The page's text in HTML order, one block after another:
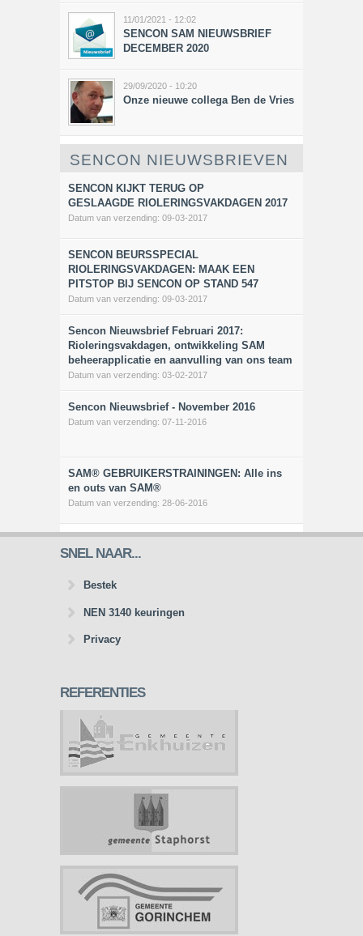
11/01/2021 - 12:02
SENCON SAM NIEUWSBRIEF
DECEMBER 2020
29/09/2020 - 10:20
Onze nieuwe collega Ben de Vries
SENCON NIEUWSBRIEVEN
SENCON KIJKT TERUG OP
GESLAAGDE RIOLERINGSVAKDAGEN 2017
Datum van verzending: 09-03-2017
SENCON BEURSSPECIAL
RIOLERINGSVAKDAGEN: MAAK EEN
PITSTOP BIJ SENCON OP STAND 547
Datum van verzending: 09-03-2017
Sencon Nieuwsbrief Februari 2017:
Rioleringsvakdagen, ontwikkeling SAM
beheerapplicatie en aanvulling van ons team
Datum van verzending: 03-02-2017
Sencon Nieuwsbrief - November 2016
Datum van verzending: 07-11-2016
SAM® GEBRUIKERSTRAININGEN: Alle ins
en outs van SAM®
Datum van verzending: 28-06-2016
SNEL NAAR...
Bestek
NEN 3140 keuringen
Privacy
REFERENTIES